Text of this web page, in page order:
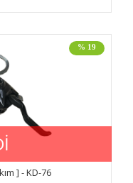
% 19
] - KD-76